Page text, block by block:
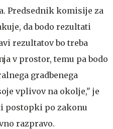
Predsednik komisije za
da bodo rezultati
rezultatov bo treba
v prostor, temu pa bodo
gradbenega
vplivov na okolje," je
postopki po zakonu
razpravo.